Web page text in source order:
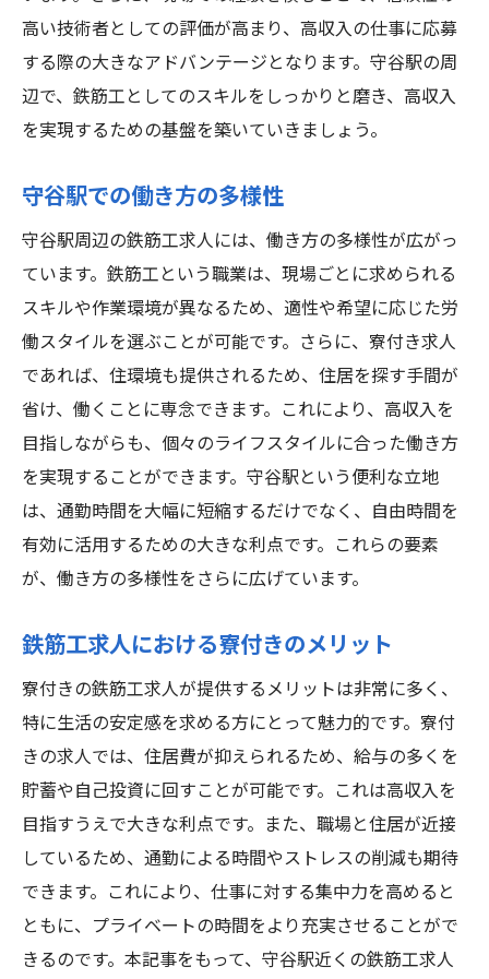
高い技術者としての評価が高まり、高収入の仕事に応募
する際の大きなアドバンテージとなります。守谷駅の周
辺で、鉄筋工としてのスキルをしっかりと磨き、高収入
を実現するための基盤を築いていきましょう。
守谷駅での働き方の多様性
守谷駅周辺の鉄筋工求人には、働き方の多様性が広がっ
ています。鉄筋工という職業は、現場ごとに求められる
スキルや作業環境が異なるため、適性や希望に応じた労
働スタイルを選ぶことが可能です。さらに、寮付き求人
であれば、住環境も提供されるため、住居を探す手間が
省け、働くことに専念できます。これにより、高収入を
目指しながらも、個々のライフスタイルに合った働き方
を実現することができます。守谷駅という便利な立地
は、通勤時間を大幅に短縮するだけでなく、自由時間を
有効に活用するための大きな利点です。これらの要素
が、働き方の多様性をさらに広げています。
鉄筋工求人における寮付きのメリット
寮付きの鉄筋工求人が提供するメリットは非常に多く、
特に生活の安定感を求める方にとって魅力的です。寮付
きの求人では、住居費が抑えられるため、給与の多くを
貯蓄や自己投資に回すことが可能です。これは高収入を
目指すうえで大きな利点です。また、職場と住居が近接
しているため、通勤による時間やストレスの削減も期待
できます。これにより、仕事に対する集中力を高めると
ともに、プライベートの時間をより充実させることがで
きるのです。本記事をもって、守谷駅近くの鉄筋工求人